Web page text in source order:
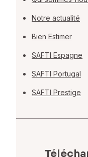
Notre actualité
Bien Estimer
SAFTI Espagne
SAFTI Portugal
SAFTI Prestige